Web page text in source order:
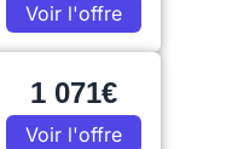
Voir l'offre
1 071€
Voir l'offre